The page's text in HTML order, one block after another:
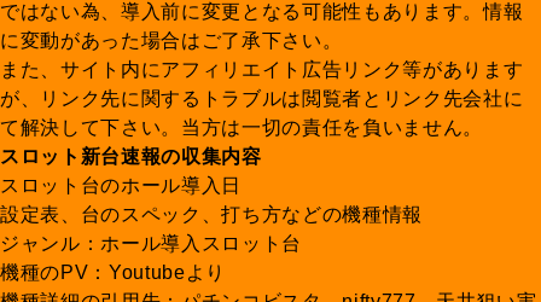
ではない為、導入前に変更となる可能性もあります。情報
に変動があった場合はご了承下さい。
また、サイト内にアフィリエイト広告リンク等があります
が、リンク先に関するトラブルは閲覧者とリンク先会社に
て解決して下さい。当方は一切の責任を負いません。
スロット新台速報の収集内容
スロット台のホール導入日
設定表、台のスペック、打ち方などの機種情報
ジャンル：ホール導入スロット台
機種のPV：Youtubeより